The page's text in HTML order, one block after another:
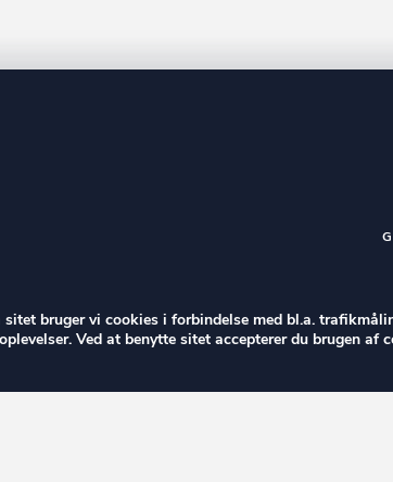
sitet bruger vi cookies i forbindelse med bl.a.
Ved at benytte sitet accepterer du brugen af